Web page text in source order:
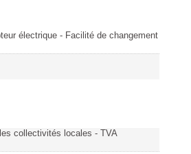
électrique - Facilité de changement
collectivités locales - TVA